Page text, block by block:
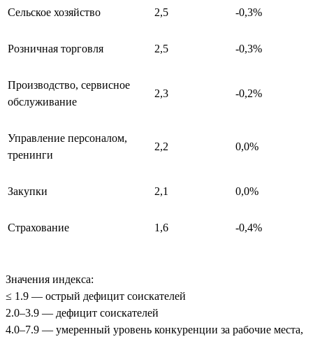
Сельское хозяйство 2,5 -0,3%
Розничная торговля 2,5 -0,3%
Производство, сервисное
обслуживание
2,3 -0,2%
Управление персоналом,
тренинги
2,2 0,0%
Закупки 2,1 0,0%
Страхование 1,6 -0,4%
Значения индекса:
≤ 1.9 — острый дефицит соискателей
2.0–3.9 — дефицит соискателей
4.0–7.9 — умеренный уровень конкуренции за рабочие места,